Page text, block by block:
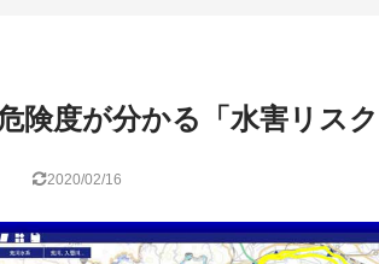
険度が分かる「水害リス
2020/02/16